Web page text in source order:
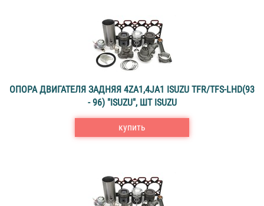
ОПОРА ДВИГАТЕЛЯ ЗАДНЯЯ 4ZA1,4JA1 ISUZU TFR/TFS-LHD(93
- 96) "ISUZU", ШТ ISUZU
купить